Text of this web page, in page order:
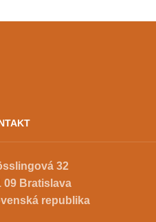
32
09 Bratislava
republika